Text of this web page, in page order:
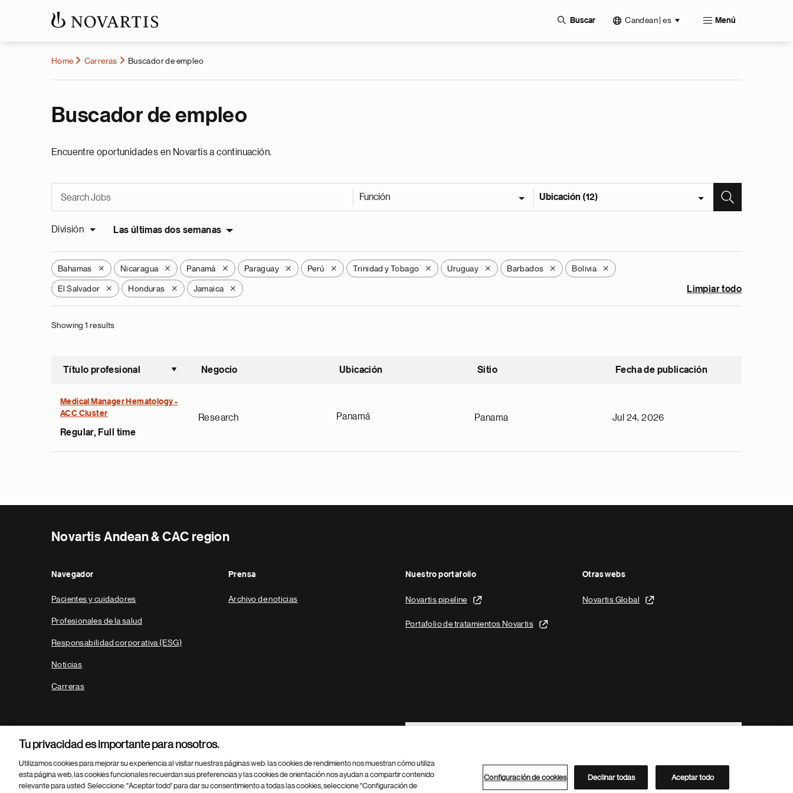
Buscar Candean | es Menú
Home Carreras Buscador de empleo
Buscador de empleo
Encuentre oportunidades en Novartis a continuación.
Función Ubicación (12)
División Las últimas dos semanas
Bahamas X Nicaragua X Panamá X Paraguay X Perú X Trinidad y Tobago X Uruguay X Barbados X Bolivia X
El Salvador X Honduras X Jamaica X Limpiar todo
Showing 1 results
Título profesional
Ordenar ascendente
Negocio Ubicación Sitio Fecha de publicación
Medical Manager Hematology -
ACC Cluster
Regular, Full time
Research Panamá Panama Jul 24, 2026
Novartis Andean & CAC region
Navegador
Pacientes y cuidadores
Profesionales de la salud
Responsabilidad corporativa (ESG)
Noticias
Carreras
Prensa
Archivo de noticias
Nuestro portafolio
Novartis pipeline
Portafolio de tratamientos Novartis
Otras webs
Novartis Global
Footer Site Search
Parte
© 2026 Novartis AG Directorio de Novartis
Tu privacidad es importante para nosotros.
Utilizamos cookies para mejorar su experiencia al visitar nuestras páginas web: las cookies de rendimiento nos muestran cómo utiliza
esta página web, las cookies funcionales recuerdan sus preferencias y las cookies de orientación nos ayudan a compartir contenido
relevante para usted. Seleccione: "Aceptar todo" para dar su consentimiento a todas las cookies, seleccione "Configuración de
Configuración de cookies Declinar todas Aceptar todo